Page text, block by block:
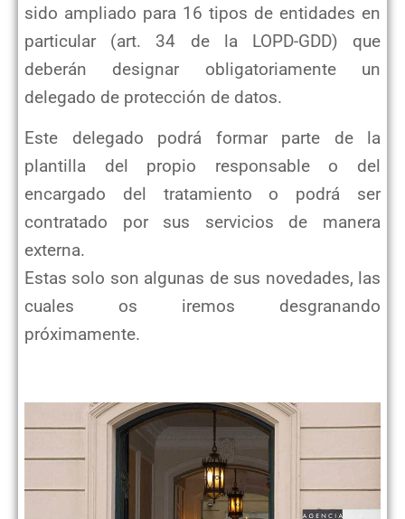
sido ampliado para 16 tipos de entidades en
particular (art. 34 de la LOPD-GDD) que
deberán designar obligatoriamente un
delegado de protección de datos.
Este delegado podrá formar parte de la
plantilla del propio responsable o del
encargado del tratamiento o podrá ser
contratado por sus servicios de manera
externa.
Estas solo son algunas de sus novedades, las
cuales os iremos desgranando
próximamente.